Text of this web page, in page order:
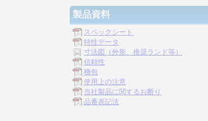
製品資料
スペックシート
特性データ
寸法図（外形、推奨ランド等）
信頼性
梱包
使用上の注意
当社製品に関するお断り
品番表記法